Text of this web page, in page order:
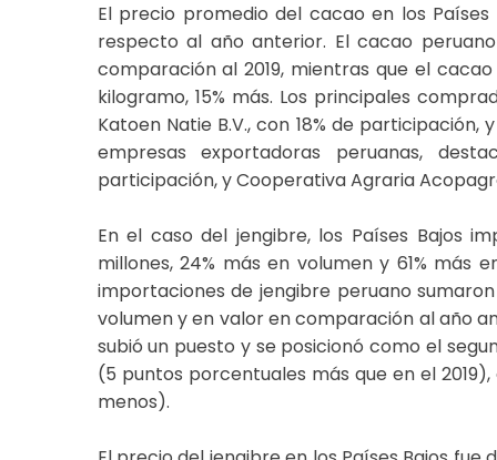
El precio promedio del cacao en los Países
respecto al año anterior. El cacao
comparación al 2019, mientras que el
kilogramo, 15% más. Los principales
Katoen Natie B.V., con 18% de participación,
empresas exportadoras peruanas,
participación, y Cooperativa Agraria
En el caso del jengibre, los Países Bajos
millones, 24% más en volumen y 61% más
importaciones de jengibre peruano
volumen y en valor en comparación al año
subió un puesto y se posicionó como el
(5 puntos porcentuales más que en el
menos).